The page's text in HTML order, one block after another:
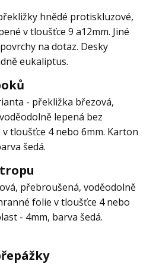
hnědé protiskluzové,
v tloušťce 9 a12mm. Jiné
na dotaz. Desky
eukaliptus.
- překližka březová,
lepená bez
tloušťce 4 nebo 6mm. Karton
šedá.
přebroušená, voděodolně
folie v tloušťce 4 nebo
- 4mm, barva šedá.